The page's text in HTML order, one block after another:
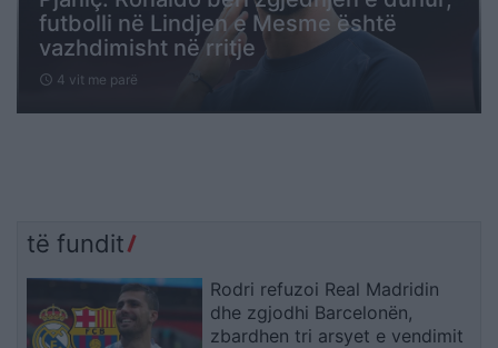
futbolli në Lindjen e Mesme është
vazhdimisht në rritje
schedule 4 vit me parë
të fundit
Rodri refuzoi Real Madridin
dhe zgjodhi Barcelonën,
zbardhen tri arsyet e vendimit